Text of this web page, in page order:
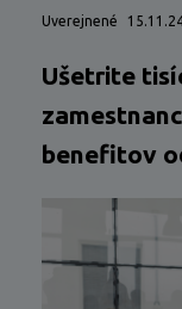
Uverejnené
Ušetrite
benefitov